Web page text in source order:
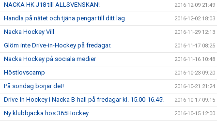
NACKA HK J18 till ALLSVENSKAN! 2016-12-09 21:49
Handla på nätet och tjäna pengar till ditt lag 2016-12-02 18:03
Nacka Hockey Vill 2016-11-29 12:13
Glöm inte Drive-in-Hockey på fredagar. 2016-11-17 08:25
Nacka Hockey på sociala medier 2016-11-16 10:48
Höstlovscamp 2016-10-23 09:20
På söndag börjar det! 2016-10-21 21:24
Drive-In Hockey i Nacka B-hall på fredagar kl. 15.00-16.45! 2016-10-17 09:15
Ny klubbjacka hos 365Hockey 2016-10-15 12:00